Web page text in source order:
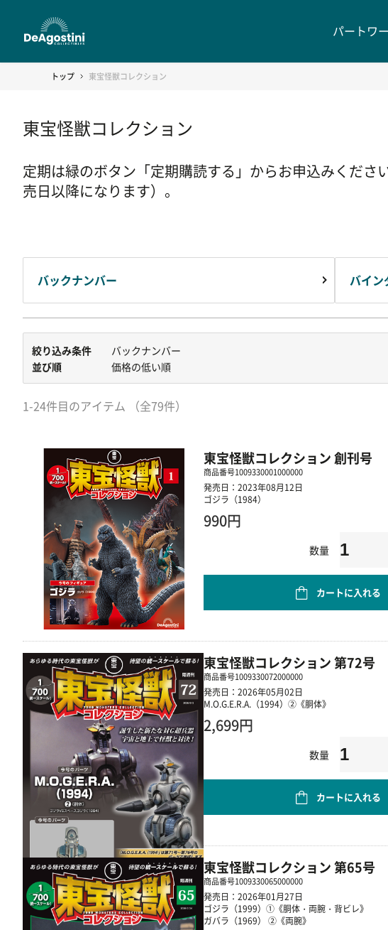
パートワ
トップ 東宝怪獣コレクション
東宝怪獣コレクション
定期は緑のボタン「定期購読する」からお申込みくださ
売日以降になります）。
バックナンバー バイン
絞り込み条件
バックナンバー
並び順
価格の低い順
1-24件目のアイテム （全79件）
東宝怪獣コレクション 創刊号
商品番号1009330001000000
発売日：2023年08月12日
ゴジラ（1984）
990円
数量
カートに入れる
東宝怪獣コレクション 第72号
商品番号1009330072000000
発売日：2026年05月02日
M.O.G.E.R.A.（1994）②《胴体》
2,699円
数量
カートに入れる
東宝怪獣コレクション 第65号
商品番号1009330065000000
発売日：2026年01月27日
ゴジラ（1999）①《胴体・両腕・背ビレ》
ガバラ（1969） ②《両腕》